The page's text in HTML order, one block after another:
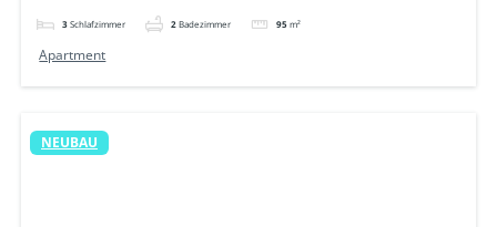
3 Schlafzimmer 2 Badezimmer 95 m²
Apartment
NEUBAU